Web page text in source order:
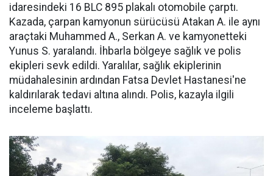
idaresindeki 16 BLC 895 plakalı otomobile çarptı.
Kazada, çarpan kamyonun sürücüsü Atakan A. ile aynı
araçtaki Muhammed A., Serkan A. ve kamyonetteki
Yunus S. yaralandı. İhbarla bölgeye sağlık ve polis
ekipleri sevk edildi. Yaralılar, sağlık ekiplerinin
müdahalesinin ardından Fatsa Devlet Hastanesi'ne
kaldırılarak tedavi altına alındı. Polis, kazayla ilgili
inceleme başlattı.